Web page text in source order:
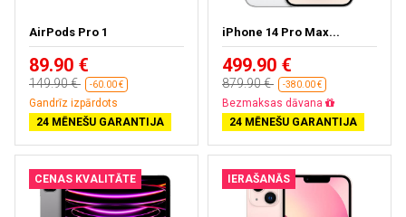
AirPods Pro 1
89.90 €
149.90 € -60.00 €
Gandrīz izpārdots
24 MĒNEŠU GARANTIJA
iPhone 14 Pro Max...
499.90 €
879.90 € -380.00 €
Bezmaksas piegāde
24 MĒNEŠU GARANTIJA
CENAS KVALITĀTE IERAŠANĀS